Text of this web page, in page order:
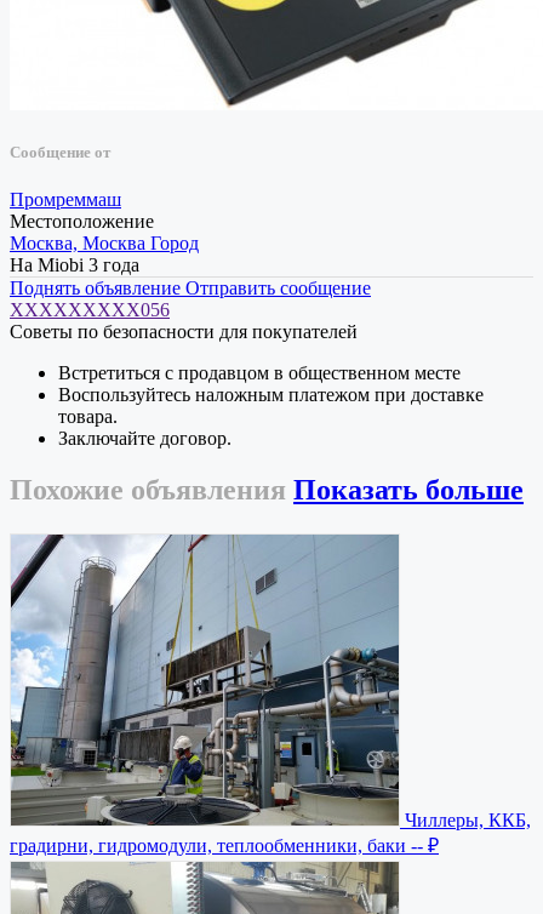
Сообщение от
Промреммаш
Местоположение
Москва, Москва Город
На Miobi 3 года
Поднять объявление Отправить сообщение
XXXXXXXXX056
Советы по безопасности для покупателей
Встретиться с продавцом в общественном месте
Воспользуйтесь наложным платежом при доставке
товара.
Заключайте договор.
Похожие объявления Показать больше
Чиллеры, ККБ,
градирни, гидромодули, теплообменники, баки -- ₽